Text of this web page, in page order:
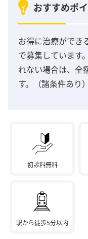
おすすめポ
お得に治療ができ
で募集しています
れない場合は、全
す。（諸条件あり）
初診料無料
駅から徒歩5分以内